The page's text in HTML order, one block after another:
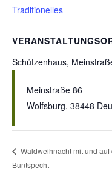
Traditionelles
Schützenhaus,
Meinstraße 86
Wolfsburg, 38448
Waldweihnacht mit und
Buntspecht